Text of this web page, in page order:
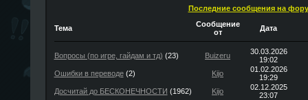
Последние сообщения на
Тема
Сообщение
от
Дата
Вопросы (по игре, гайдам и тд) (23) Buizeru
30.03.2026
19:02
Ошибки в переводе(2) Kijo
01.02.2026
19:29
Досчитай до БЕСКОНЕЧНОСТИ (1962) Kijo
02.12.2025
23:07